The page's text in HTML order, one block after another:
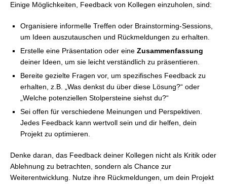
Einige Möglichkeiten, Feedback von Kollegen einzuholen, sind:
Organisiere informelle Treffen oder Brainstorming-Sessions,
um Ideen auszutauschen und Rückmeldungen zu erhalten.
Erstelle eine Präsentation oder eine Zusammenfassung
deiner Ideen, um sie leicht verständlich zu präsentieren.
Bereite gezielte Fragen vor, um spezifisches Feedback zu
erhalten, z.B. „Was denkst du über diese Lösung?“ oder
„Welche potenziellen Stolpersteine siehst du?“
Sei offen für verschiedene Meinungen und Perspektiven.
Jedes Feedback kann wertvoll sein und dir helfen, dein
Projekt zu optimieren.
Denke daran, das Feedback deiner Kollegen nicht als Kritik oder
Ablehnung zu betrachten, sondern als Chance zur
Weiterentwicklung. Nutze ihre Rückmeldungen, um dein Projekt